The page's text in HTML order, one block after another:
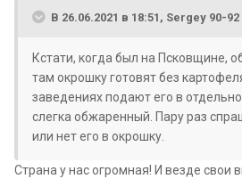
В 26.06.2021 в 18:51, Sergey 90-92
Кстати, когда был на Псковщине,
там окрошку готовят без
заведениях подают его в
слегка обжаренный. Пару раз
или нет его в окрошку.
Страна у нас огромная! И везде свои